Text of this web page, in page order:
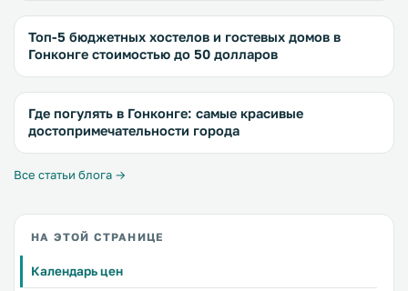
Топ-5 бюджетных хостелов и гостевых домов в
Гонконге стоимостью до 50 долларов
Где погулять в Гонконге: самые красивые
достопримечательности города
Все статьи блога →
НА ЭТОЙ СТРАНИЦЕ
Календарь цен